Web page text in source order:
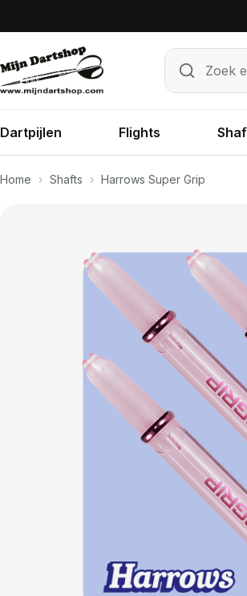
Zoek een
Zoeken
Dartpijlen Flights
Home › Shafts › Harrows Super Grip